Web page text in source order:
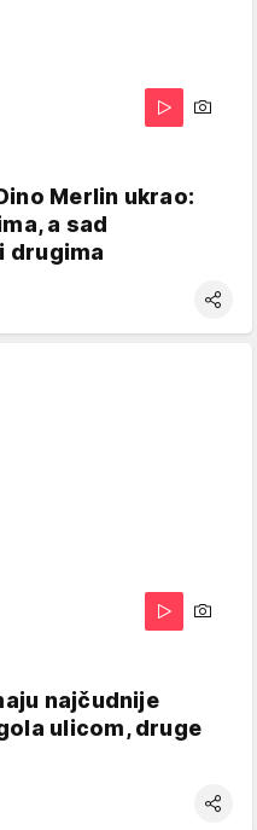
Merlin ukrao:
a sad
drugima
najčudnije
ulicom, druge